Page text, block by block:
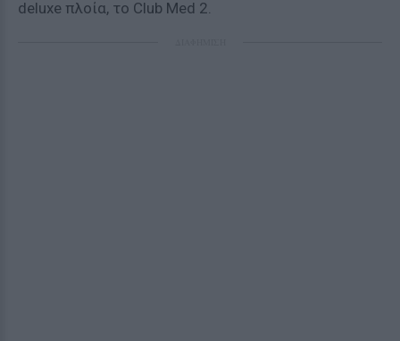
deluxe πλοία, το Club Med 2.